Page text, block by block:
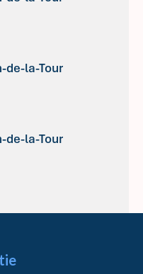
de-la-Tour
de-la-Tour